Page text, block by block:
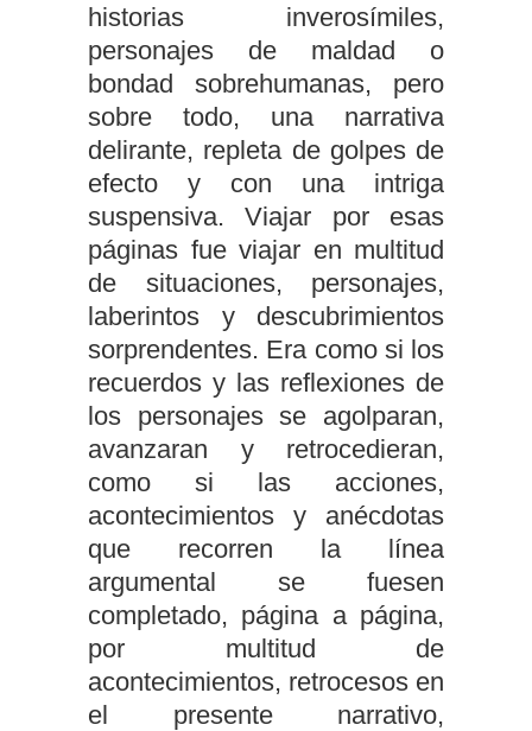
historias inverosímiles,
personajes de maldad o
bondad sobrehumanas, pero
sobre todo, una narrativa
delirante, repleta de golpes de
efecto y con una intriga
suspensiva. Viajar por esas
páginas fue viajar en multitud
de situaciones, personajes,
laberintos y descubrimientos
sorprendentes. Era como si los
recuerdos y las reflexiones de
los personajes se agolparan,
avanzaran y retrocedieran,
como si las acciones,
acontecimientos y anécdotas
que recorren la línea
argumental se fuesen
completado, página a página,
por multitud de
acontecimientos, retrocesos en
el presente narrativo,